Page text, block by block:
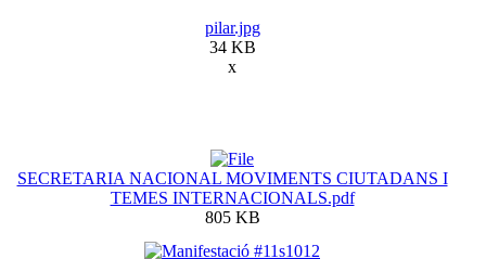
pilar.jpg
34 KB
x
SECRETARIA NACIONAL MOVIMENTS CIUTADANS I
TEMES INTERNACIONALS.pdf
805 KB